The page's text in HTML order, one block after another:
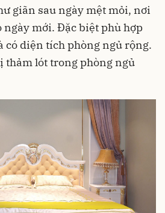
giãn sau ngày mệt mỏi, nơi
ngày mới. Đặc biệt phù hợp
có diện tích phòng ngủ rộng.
thảm lót trong phòng ngủ